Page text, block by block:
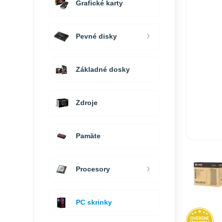
Grafické karty
Pevné disky
Základné dosky
Zdroje
Pamäte
Procesory
PC skrinky